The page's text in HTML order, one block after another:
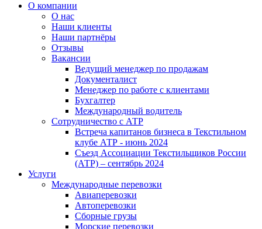
О компании
О нас
Наши клиенты
Наши партнёры
Отзывы
Вакансии
Ведущий менеджер по продажам
Документалист
Менеджер по работе с клиентами
Бухгалтер
Международный водитель
Сотрудничество с АТР
Встреча капитанов бизнеса в Текстильном
клубе АТР - июнь 2024
Съезд Ассоциации Текстильщиков России
(АТР) – сентябрь 2024
Услуги
Международные перевозки
Авиаперевозки
Автоперевозки
Сборные грузы
Морские перевозки